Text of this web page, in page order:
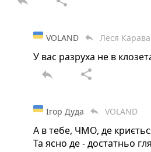
VOLAND reply Леся
У вас разруха не в
reply share
Ігор Дуда reply VOLAND
А в тебе, ЧМО, де
Та ясно де - достатньо